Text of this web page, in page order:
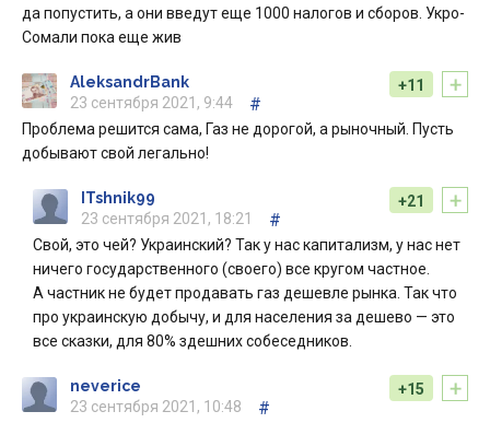
да попустить, а они введут еще 1000 налогов и сборов. Укро-
Сомали пока еще жив
+
+11
AleksandrBank
23 сентября 2021, 9:44
#
Проблема решится сама, Газ не дорогой, а рыночный. Пусть
добывают свой легально!
+
+21
ITshnik99
23 сентября 2021, 18:21
#
Свой, это чей? Украинский? Так у нас капитализм, у нас нет
ничего государственного (своего) все кругом частное.
А частник не будет продавать газ дешевле рынка. Так что
про украинскую добычу, и для населения за дешево — это
все сказки, для 80% здешних собеседников.
+
+15
neverice
23 сентября 2021, 10:48
#